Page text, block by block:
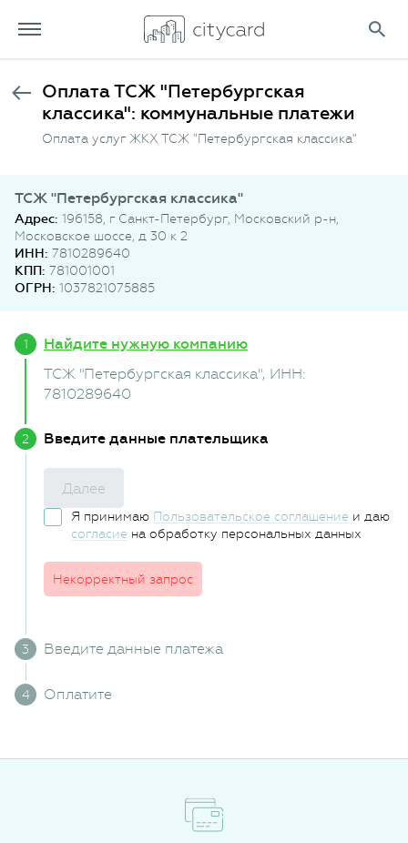
Оплата ТСЖ "Петербургская
классика": коммунальные платежи
Оплата услуг ЖКХ ТСЖ "Петербургская классика"
ТСЖ "Петербургская классика"
Адрес: 196158, г Санкт-Петербург, Московский р-н,
Московское шоссе, д 30 к 2
ИНН: 7810289640
КПП: 781001001
ОГРН: 1037821075885
Найдите нужную компанию
ТСЖ "Петербургская классика", ИНН:
7810289640
Введите данные плательщика
Далее
Я принимаю Пользовательское соглашение и даю
согласие на обработку персональных данных
Некорректный запрос
Введите данные платежа
Оплатите